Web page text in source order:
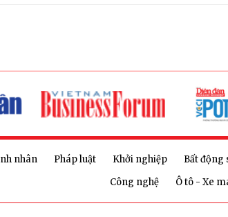
nhân Pháp luật Khởi nghiệp Bất động
Công nghệ
Ô tô - Xe